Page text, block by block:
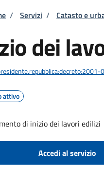
di
/ Servizi / Catasto e
dei
attivo
di inizio dei lavori edilizi
Accedi al servizio